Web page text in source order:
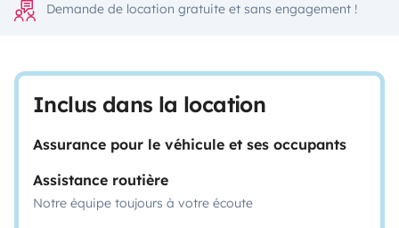
Demande de location gratuite et sans engagement !
Inclus dans la location
Assurance pour le véhicule et ses occupants
Assistance routière
Notre équipe toujours à votre écoute